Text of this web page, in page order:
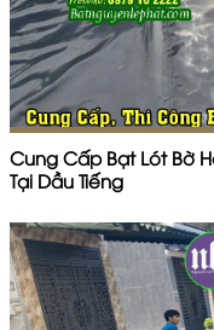
Cung Cấp Bạt Lót Bờ
Tại Dầu Tiếng